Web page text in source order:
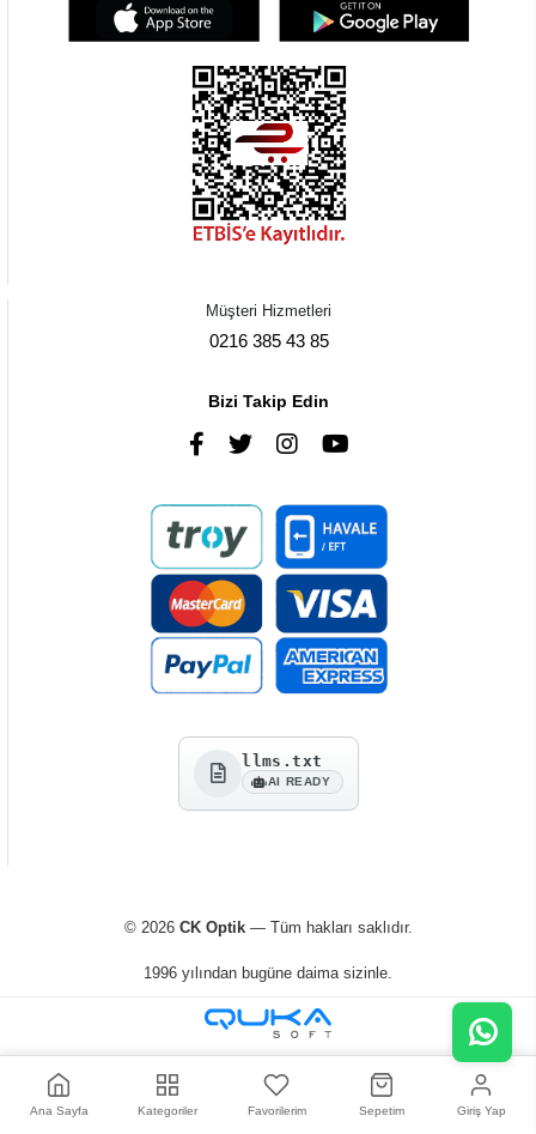
Müşteri Hizmetleri
0216 385 43 85
Bizi Takip Edin
llms.txt
AI READY
© 2026 CK Optik— Tüm hakları saklıdır.
1996 yılından bugüne daima sizinle.
Ana Sayfa Kategoriler Favorilerim Sepetim Giriş Yap